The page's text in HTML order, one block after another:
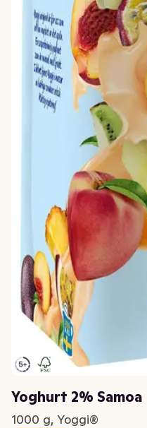
Yoghurt 2% Samoa
1000 g, Yoggi®